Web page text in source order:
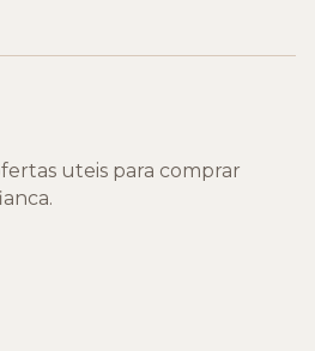
uteis para comprar